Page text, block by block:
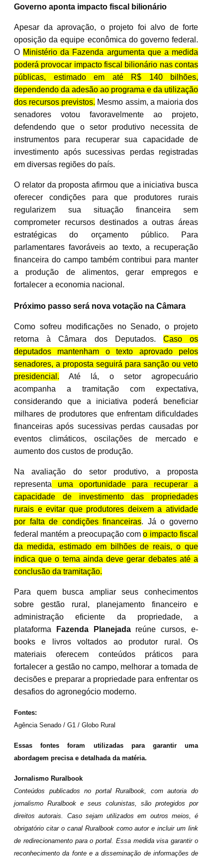
Governo aponta impacto fiscal bilionário
Apesar da aprovação, o projeto foi alvo de forte
oposição da equipe econômica do governo federal.
O Ministério da Fazenda argumenta que a medida
poderá provocar impacto fiscal bilionário nas contas
públicas, estimado em até R$ 140 bilhões,
dependendo da adesão ao programa e da utilização
dos recursos previstos. Mesmo assim, a maioria dos
senadores votou favoravelmente ao projeto,
defendendo que o setor produtivo necessita de
instrumentos para recuperar sua capacidade de
investimento após sucessivas perdas registradas
em diversas regiões do país.
O relator da proposta afirmou que a iniciativa busca
oferecer condições para que produtores rurais
regularizem sua situação financeira sem
comprometer recursos destinados a outras áreas
estratégicas do orçamento público. Para
parlamentares favoráveis ao texto, a recuperação
financeira do campo também contribui para manter
a produção de alimentos, gerar empregos e
fortalecer a economia nacional.
Próximo passo será nova votação na Câmara
Como sofreu modificações no Senado, o projeto
retorna à Câmara dos Deputados. Caso os
deputados mantenham o texto aprovado pelos
senadores, a proposta seguirá para sanção ou veto
presidencial. Até lá, o setor agropecuário
acompanha a tramitação com expectativa,
considerando que a iniciativa poderá beneficiar
milhares de produtores que enfrentam dificuldades
financeiras após sucessivas perdas causadas por
eventos climáticos, oscilações de mercado e
aumento dos custos de produção.
Na avaliação do setor produtivo, a proposta
representa uma oportunidade para recuperar a
capacidade de investimento das propriedades
rurais e evitar que produtores deixem a atividade
por falta de condições financeiras. Já o governo
federal mantém a preocupação como impacto fiscal
da medida, estimado em bilhões de reais, o que
indica que o tema ainda deve gerar debates até a
conclusão da tramitação.
Para quem busca ampliar seus conhecimentos
sobre gestão rural, planejamento financeiro e
administração eficiente da propriedade, a
plataforma
Fazenda Planejadareúne cursos, e-
books e livros voltados ao produtor rural. Os
materiais oferecem conteúdos práticos para
fortalecer a gestão no campo, melhorar a tomada de
decisões e preparar a propriedade para enfrentar os
desafios do agronegócio moderno.
Fontes:
Agência Senado / G1 / Globo Rural
Essas fontes foram utilizadas para garantir uma
abordagem precisa e detalhada da matéria.
Jornalismo Ruralbook
Conteúdos publicados no portal Ruralbook, com autoria do
jornalismo Ruralbook e seus colunistas, são protegidos por
direitos autorais. Caso sejam utilizados em outros meios, é
obrigatório citar o canal Ruralbook como autor e incluir um link
de redirecionamento para o portal. Essa medida visa garantir o
reconhecimento da fonte e a disseminação de informações de